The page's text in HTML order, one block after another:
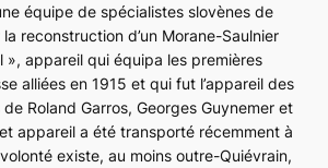
équipe de spécialistes slovènes de
la reconstruction d’un Morane-Saulnier
», appareil qui équipa les premières
alliées en 1915 et qui fut l’appareil des
Roland Garros, Georges Guynemer et
appareil a été transporté récemment à
existe, au moins outre-Quiévrain,